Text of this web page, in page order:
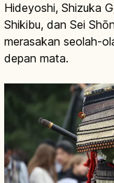
Hideyoshi, Shizuka G
Shikibu, dan Sei
merasakan seolah-
depan mata.